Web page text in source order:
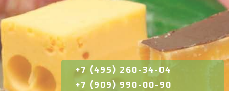
+7 (495) 260-34-04
+7 (909) 990-00-90